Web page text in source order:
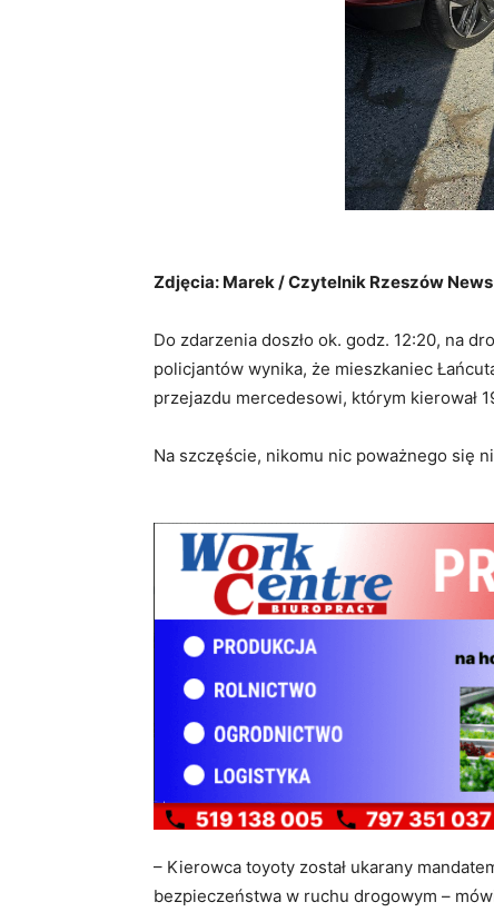
Zdjęcia: Marek / Czytelnik Rzeszów News
Do zdarzenia doszło ok. godz. 12:20, na
policjantów wynika, że mieszkaniec
przejazdu mercedesowi, którym kierował
Na szczęście, nikomu nic poważnego się
– Kierowca toyoty został ukarany
bezpieczeństwa w ruchu drogowym –